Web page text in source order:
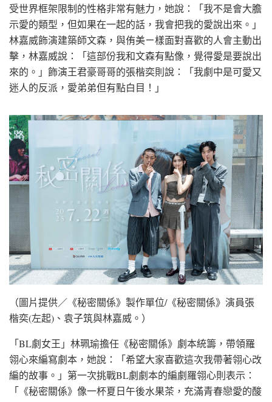
受世界框架限制的性格非常有魅力，她說：「我不是會大膽
示愛的類型，但如果在一起的話，我會把我的愛說出來。」
林嘉威飾演建築師文森，與侑美ㄧ樣面對喜歡的人會主動出
擊，林嘉威說：「這部份我和文森有點像，覺得愛是要說出
來的。」飾演王君豪哥哥的張楷奕則說：「我劇中是可愛又
迷人的反派，愛弟弟但有點白目！」
（圖片提供／《秘密關係》製作單位/《秘密關係》演員張
楷奕(左起)、袁子筑與林嘉威。）
「BL劇女王」林珮瑜擔任《秘密關係》劇本統籌，帶領羅
翎心來編寫劇本，她說：「希望大家喜歡這次我帶著翎心改
編的故事。」第一次挑戰BL劇劇本的編劇羅翎心則表示：
「《秘密關係》像一杯夏日午後水果茶，充滿青春戀愛的酸